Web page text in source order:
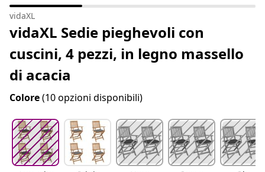
vidaXL
vidaXL Sedie pieghevoli con
cuscini, 4 pezzi, in legno massello
di acacia
Colore(10 opzioni disponibili)